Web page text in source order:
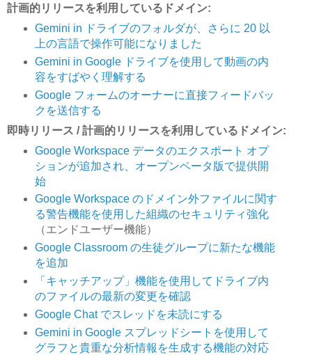
計画的リリースを利用しているドメイン:
Gemini in ドライブのフォルダが、さらに 20 以
上の言語で操作可能になりました
Gemini in Google ドライブを使用して動画の内
容をすばやく理解する
Google フォームのオーナーに直接フィードバッ
クを送信する
即時リリース / 計画的リリースを利用しているドメイン:
Google Workspace データのエクスポート オプ
ションが追加され、オープンベータ版で提供開
始
Google Workspace のドメイン外ファイルに関す
る警告機能を使用した組織のセキュリティ強化
（エンドユーザー機能）
Google Classroom の生徒グループに新たな機能
を追加
「キャッチアップ」機能を使用してドライブ内
のファイルの最新の変更を確認
Google Chat でスレッドを未読にする
Gemini in Google スプレッドシートを使用して
グラフと貴重な分析情報を生成する機能の対応